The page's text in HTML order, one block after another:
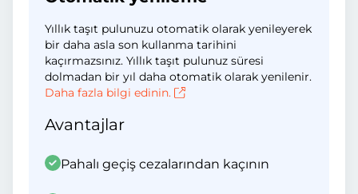
Yıllık taşıt pulunuzu otomatik olarak yenileyerek
bir daha asla son kullanma tarihini
kaçırmazsınız. Yıllık taşıt pulunuz süresi
dolmadan bir yıl daha otomatik olarak yenilenir.
Daha fazla bilgi edinin.
Avantajlar
Pahalı geçiş cezalarından kaçının